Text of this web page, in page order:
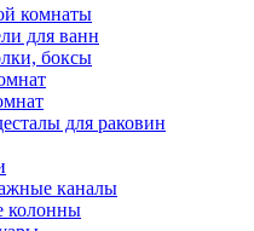
комнаты
для ванн
боксы
для раковин
каналы
колонны